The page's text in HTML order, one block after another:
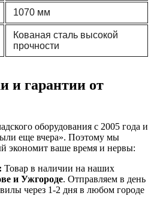
1070 мм
Кованая сталь высокой
прочности
и гарантии от
оборудования с 2005 года и
еще вчера». Поэтому мы
экономит ваше время и нервы:
Товар в наличии на наших
и Ужгороде. Отправляем в день
через 1-2 дня в любом городе